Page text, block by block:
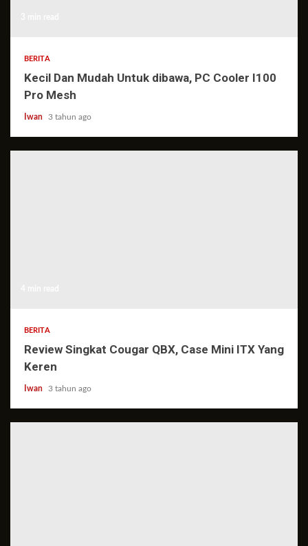
BERITA
Kecil Dan Mudah Untuk dibawa, PC Cooler I100
Pro Mesh
Iwan 3 tahun ago
BERITA
Review Singkat Cougar QBX, Case Mini ITX Yang
Keren
Iwan 3 tahun ago